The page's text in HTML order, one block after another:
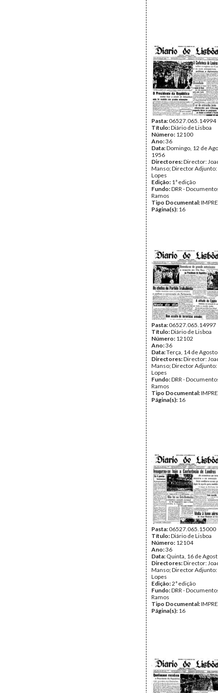
Pasta:06527.065.14994
Título:Diário de Lisboa
Número: 12100
Ano:36
Data:Domingo, 12 de
1956
Directores:Director:
Manso; Director
Lopes
Edição: 1ª edição
Fundo:DRR -
Ramos
Tipo Documental:
Página(s): 16
Pasta:06527.065.14997
Título:Diário de Lisboa
Número: 12102
Ano:36
Data:Terça, 14 de
Directores:Director:
Manso; Director
Lopes
Fundo:DRR -
Ramos
Tipo Documental:
Página(s): 16
Pasta:06527.065.15000
Título:Diário de Lisboa
Número: 12104
Ano:36
Data: Quinta, 16 de
Directores:Director:
Manso; Director
Lopes
Edição:2ª edição
Fundo:DRR -
Ramos
Tipo Documental:
Página(s): 16